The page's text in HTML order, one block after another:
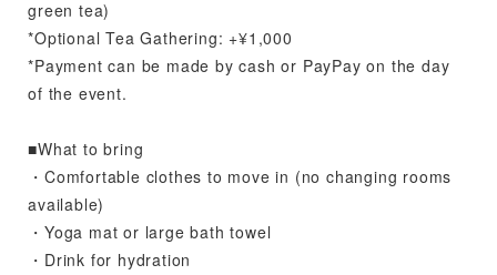
green tea)
*Optional Tea Gathering: +¥1,000
*Payment can be made by cash or PayPay on the day
of the event.
■What to bring
・Comfortable clothes to move in (no changing rooms
available)
・Yoga mat or large bath towel
・Drink for hydration